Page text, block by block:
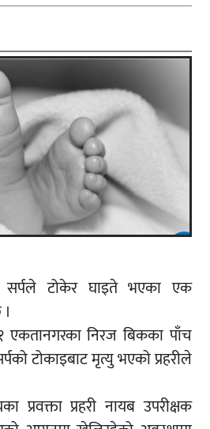
सर्पले टोकेर घाइते भएका एक
एकतानगरका निरज बिकका पाँच
टोकाइबाट मृत्यु भएको प्रहरीले
प्रवक्ता प्रहरी नायब उपरीक्षक